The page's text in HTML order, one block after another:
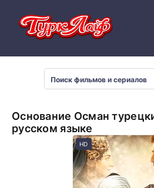
Основание Осман
русском языке
HD